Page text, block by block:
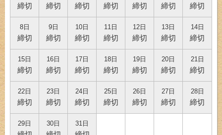
締切 締切 締切 締切 締切 締切 締切
8日
締切
9日
締切
10日
締切
11日
締切
12日
締切
13日
締切
14日
締切
15日
締切
16日
締切
17日
締切
18日
締切
19日
締切
20日
締切
21日
締切
22日
締切
23日
締切
24日
締切
25日
締切
26日
締切
27日
締切
28日
締切
29日 30日 31日